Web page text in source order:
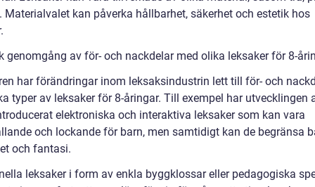
Materialvalet kan påverka hållbarhet, säkerhet och estetik hos
genomgång av för- och nackdelar med olika leksaker för 8-
har förändringar inom leksaksindustrin lett till för- och
typer av leksaker för 8-åringar. Till exempel har utvecklingen
elektroniska och interaktiva leksaker som kan vara
och lockande för barn, men samtidigt kan de begränsa
och fantasi.
leksaker i form av enkla byggklossar eller pedagogiska